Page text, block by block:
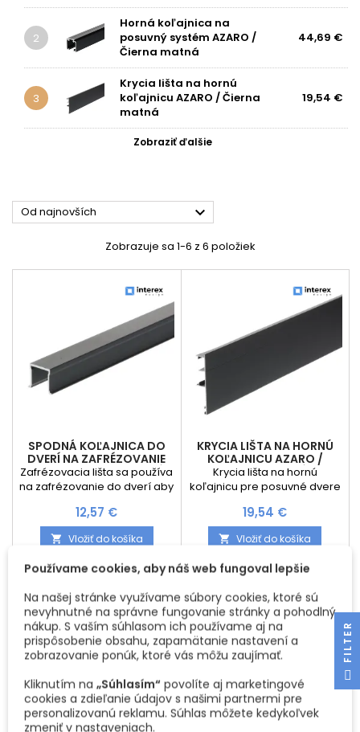
2
Horná koľajnica na
posuvný systém AZARO /
Čierna matná
44,69 €
3
Krycia lišta na hornú
koľajnicu AZARO / Čierna
matná
19,54 €
Zobraziť ďalšie
Od najnovších 
Zobrazuje sa 1-6 z 6 položiek
SPODNÁ KOĽAJNICA DO
DVERÍ NA ZAFRÉZOVANIE
AZARO / ČIERNA MATNÁ
Zafrézovacia lišta sa používa
na zafrézovanie do dverí aby
istiaci vozík systému AZARO a
je dostupná v dĺžke 2000
mm.
Cena
12,57 €
 Vložiť do košíka
KRYCIA LIŠTA NA HORNÚ
KOĽAJNICU AZARO /
ČIERNA MATNÁ
Krycia lišta na hornú
koľajnicu pre posuvné dvere
2000 mm. Lišta sa montuje
nacvaknutím na hornú
koľajnicu a vďaka jej použitiu
dverách.
Cena
19,54 €
 Vložiť do košíka
Používame cookies, aby náš web fungoval lepšie
Na našej stránke využívame súbory cookies, ktoré sú
nevyhnutné na správne fungovanie stránky a pohodlný
nákup. S vaším súhlasom ich používame aj na
prispôsobenie obsahu, zapamätanie nastavení a
zobrazovanie ponúk, ktoré vás môžu zaujímať.
Kliknutím na „Súhlasím“ povolíte aj marketingové
cookies a zdieľanie údajov s našimi partnermi pre
personalizovanú reklamu. Súhlas môžete kedykoľvek
zmeniť v nastaveniach.
R